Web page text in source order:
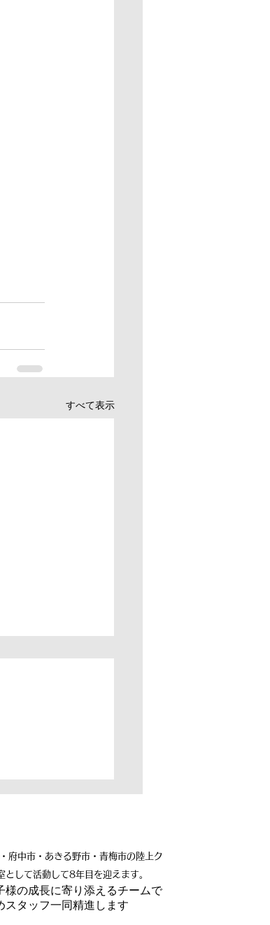
すべて表示
！】運動会で
ツ
府中市・あきる野市・青梅市の陸上ク
として活動して8年目を迎えます。
様の成長に寄り添えるチームで
スタッフ一同精進します